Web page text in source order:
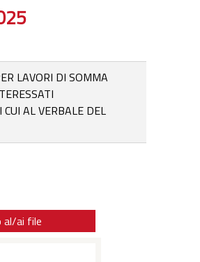
LAVORI DI SOMMA
AL VERBALE DEL
al/ai file